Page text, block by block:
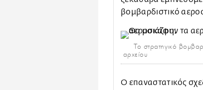
βομβαρδιστικό
Το στρατηγικό
αρχείου
Ο επαναστατικός